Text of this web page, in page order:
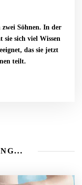
Söhnen. In der
sie sich viel Wissen
das sie jetzt
teilt.